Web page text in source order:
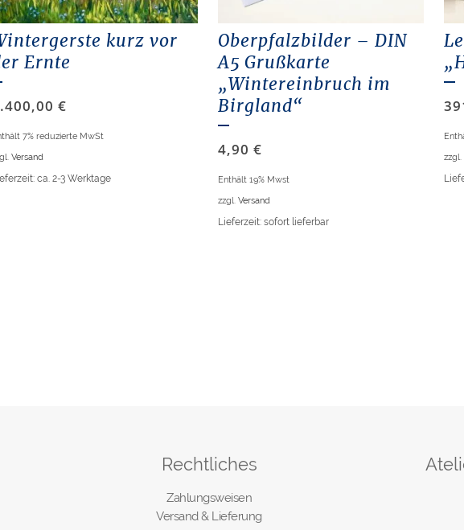
kurz vor
Ernte
€
7% reduzierte MwSt
Versand
ca. 2-3 Werktage
Oberpfalzbilder – DIN
A5 Grußkarte
„Wintereinbruch im
Birgland“
4,90 €
Enthält 19% Mwst
zzgl. Versand
Lieferzeit: sofort lieferbar
zzgl.
Rechtliches
Zahlungsweisen
Versand & Lieferung